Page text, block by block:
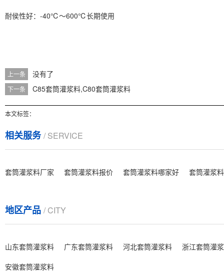
耐侯性好：-40℃～600℃长期使用
上一条 没有了
下一条 C85套筒灌浆料,C80套筒灌浆料
本文标签：
相关服务/ SERVICE
套筒灌浆料厂家 套筒灌浆料报价 套筒灌浆料哪家好 套筒灌浆
地区产品 / CITY
山东套筒灌浆料 广东套筒灌浆料 河北套筒灌浆料
浙江套筒灌
安徽套筒灌浆料